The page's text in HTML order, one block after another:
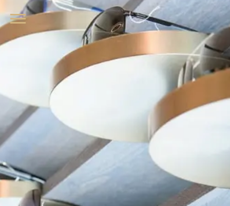
品牌眼鏡、精品墨鏡、名牌太陽眼